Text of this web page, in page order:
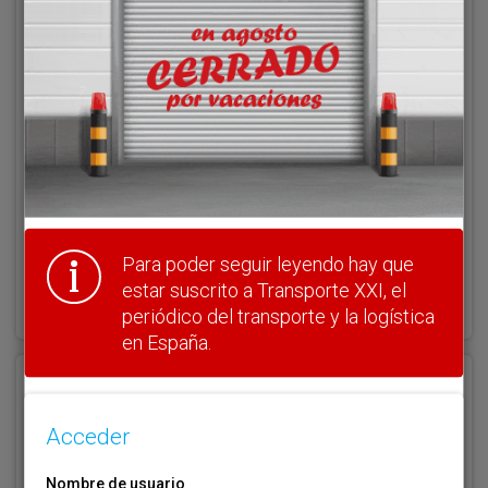
Acceder
Nombre de usuario
¿Olvidó su clave?
Haga clic aquí para recuperarla.
Nombre de usuario (elija un nombre)
Para poder seguir leyendo hay que
estar suscrito a Transporte XXI, el
periódico del transporte y la logística
en España.
Acceder
Nombre de usuario